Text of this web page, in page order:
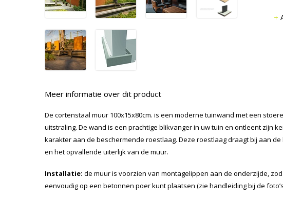
Meer informatie over dit product
De cortenstaal muur 100x15x80cm. is een moderne tuinwand met een
uitstraling. De wand is een prachtige blikvanger in uw tuin en ontleent zijn
karakter aan de beschermende roestlaag. Deze roestlaag draagt bij aan
en het opvallende uiterlijk van de muur.
Installatie: de muur is voorzien van montagelippen aan de onderzijde,
eenvoudig op een betonnen poer kunt plaatsen (zie handleiding bij de